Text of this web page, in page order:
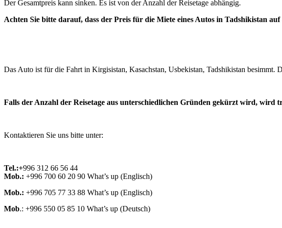
Der Gesamtpreis kann sinken. Es ist von der Anzahl der Reisetage abhängig.
Achten Sie bitte darauf, dass der Preis für die Miete eines Autos in Tadshikistan auf
Das Auto ist für die Fahrt in Kirgisistan, Kasachstan, Usbekistan, Tadshikistan
Falls der Anzahl der Reisetage aus unterschiedlichen Gründen gekürzt wird, wird
Kontaktieren Sie uns bitte unter:
Tel.:+996 312 66 56 44
Mob.: +996 700 60 20 90 What’s up (Englisch)
Mob.: +996 705 77 33 88 What’s up (Englisch)
Mob.: +996 550 05 85 10 What’s up (Deutsch)